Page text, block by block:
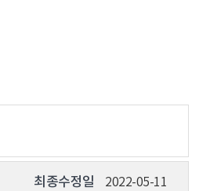
최종수정일 2022-05-11